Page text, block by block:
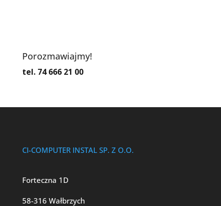
Porozmawiajmy!
tel. 74 666 21 00
CI-COMPUTER INSTAL SP. Z O.O.
Forteczna 1D
58-316 Wałbrzych